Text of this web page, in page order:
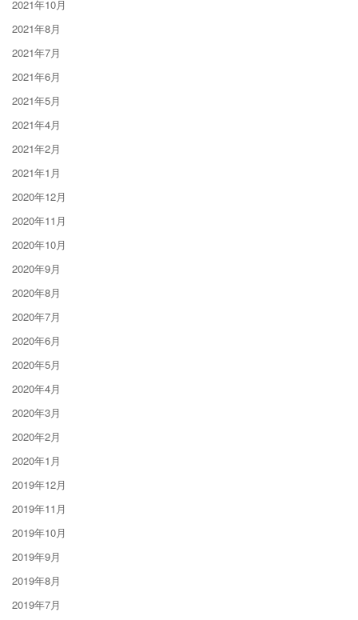
2021年10月
2021年8月
2021年7月
2021年6月
2021年5月
2021年4月
2021年2月
2021年1月
2020年12月
2020年11月
2020年10月
2020年9月
2020年8月
2020年7月
2020年6月
2020年5月
2020年4月
2020年3月
2020年2月
2020年1月
2019年12月
2019年11月
2019年10月
2019年9月
2019年8月
2019年7月